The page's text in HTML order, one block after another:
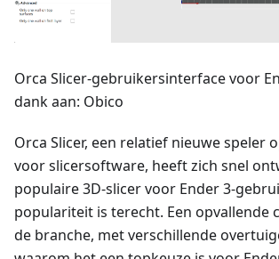
Orca Slicer-gebruikersinterface voor
dank aan: Obico
Orca Slicer, een relatief nieuwe speler
voor slicersoftware, heeft zich snel
populaire 3D-slicer voor Ender 3-
populariteit is terecht. Een opvallende
de branche, met verschillende